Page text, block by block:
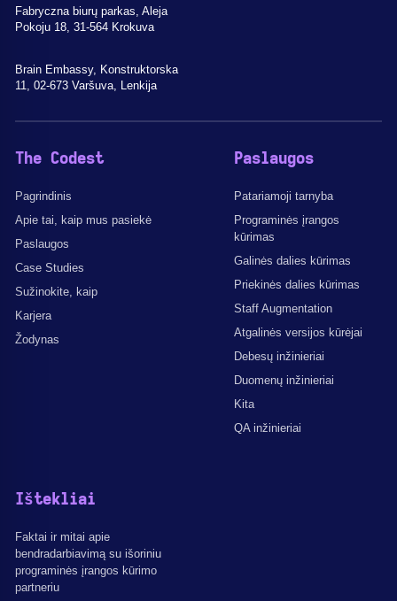
Fabryczna biurų parkas, Aleja
Pokoju 18, 31-564 Krokuva
Brain Embassy, Konstruktorska
11, 02-673 Varšuva, Lenkija
The Codest
Pagrindinis
Apie tai, kaip mus pasiekė
Paslaugos
Case Studies
Sužinokite, kaip
Karjera
Žodynas
Paslaugos
Patariamoji tarnyba
Programinės įrangos
kūrimas
Galinės dalies kūrimas
Priekinės dalies kūrimas
Staff Augmentation
Atgalinės versijos kūrėjai
Debesų inžinieriai
Duomenų inžinieriai
Kita
QA inžinieriai
Ištekliai
Faktai ir mitai apie
bendradarbiavimą su išoriniu
programinės įrangos kūrimo
partneriu